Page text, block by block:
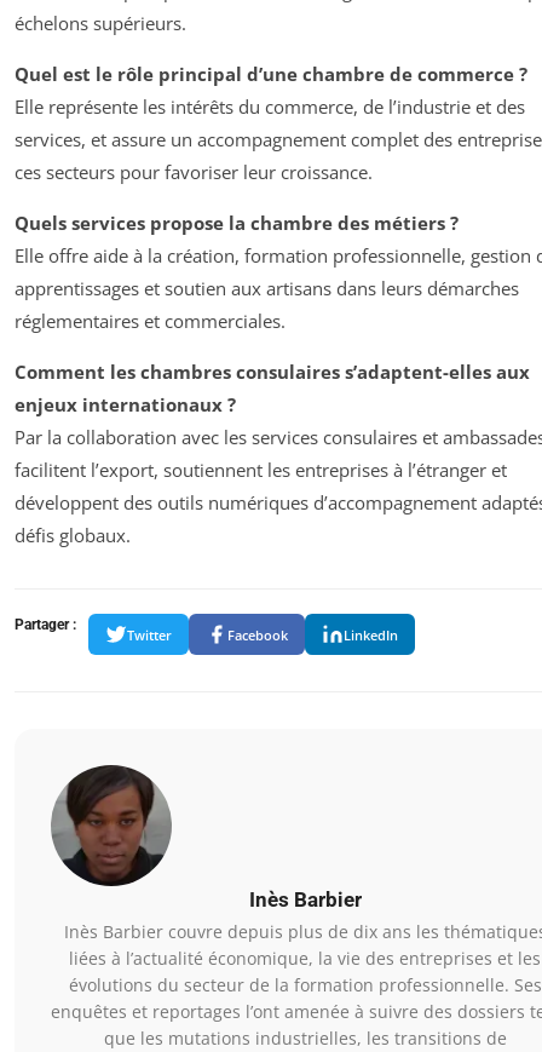
échelons supérieurs.
Quel est le rôle principal d’une chambre de commerce ?
Elle représente les intérêts du commerce, de l’industrie et des
services, et assure un accompagnement complet des
ces secteurs pour favoriser leur croissance.
Quels services propose la chambre des métiers ?
Elle offre aide à la création, formation professionnelle, gestion
apprentissages et soutien aux artisans dans leurs démarches
réglementaires et commerciales.
Comment les chambres consulaires s’adaptent-elles aux
enjeux internationaux ?
Par la collaboration avec les services consulaires et
facilitent l’export, soutiennent les entreprises à l’étranger et
développent des outils numériques d’accompagnement
défis globaux.
Partager :
Twitter Facebook LinkedIn
Inès Barbier
Inès Barbier couvre depuis plus de dix ans les
liées à l’actualité économique, la vie des entreprises et les
évolutions du secteur de la formation professionnelle. Ses
enquêtes et reportages l’ont amenée à suivre des dossiers
que les mutations industrielles, les transitions de